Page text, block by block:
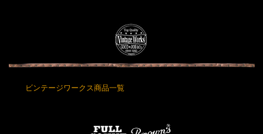
ビンテージワークス商品一覧